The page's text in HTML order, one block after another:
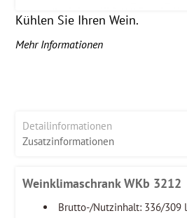
Kühlen Sie Ihren Wein.
Mehr Informationen
Detailinformationen
Zusatzinformationen
Weinklimaschrank WKb 3212
Brutto-/Nutzinhalt: 336/309 l